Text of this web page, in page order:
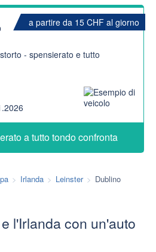
a partire da 15 CHF al giorno
- spensierato e tutto
a tutto tondo confronta
Irlanda Leinster Dublino
l'Irlanda con un'auto